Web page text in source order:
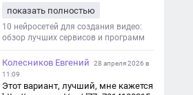
с короткими клипами в телеграм-
каналах YAGLA и Kokoc Group. Flux 2
показать полностью
10 нейросетей для создания видео:
обзор лучших сервисов и программ
Колесников Евгений
28 апреля 2026 в
11:09
Этот вариант, лучший, мне кажется